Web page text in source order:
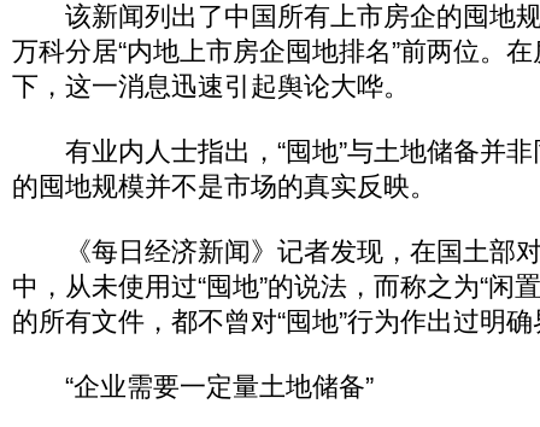
该新闻列出了中国所有上市房企的囤地
万科分居“内地上市房企囤地排名”前两位。
下，这一消息迅速引起舆论大哗。
有业内人士指出，“囤地”与土地储备并非
的囤地规模并不是市场的真实反映。
《每日经济新闻》记者发现，在国土部
中，从未使用过“囤地”的说法，而称之为“闲
的所有文件，都不曾对“囤地”行为作出过明
“企业需要一定量土地储备”